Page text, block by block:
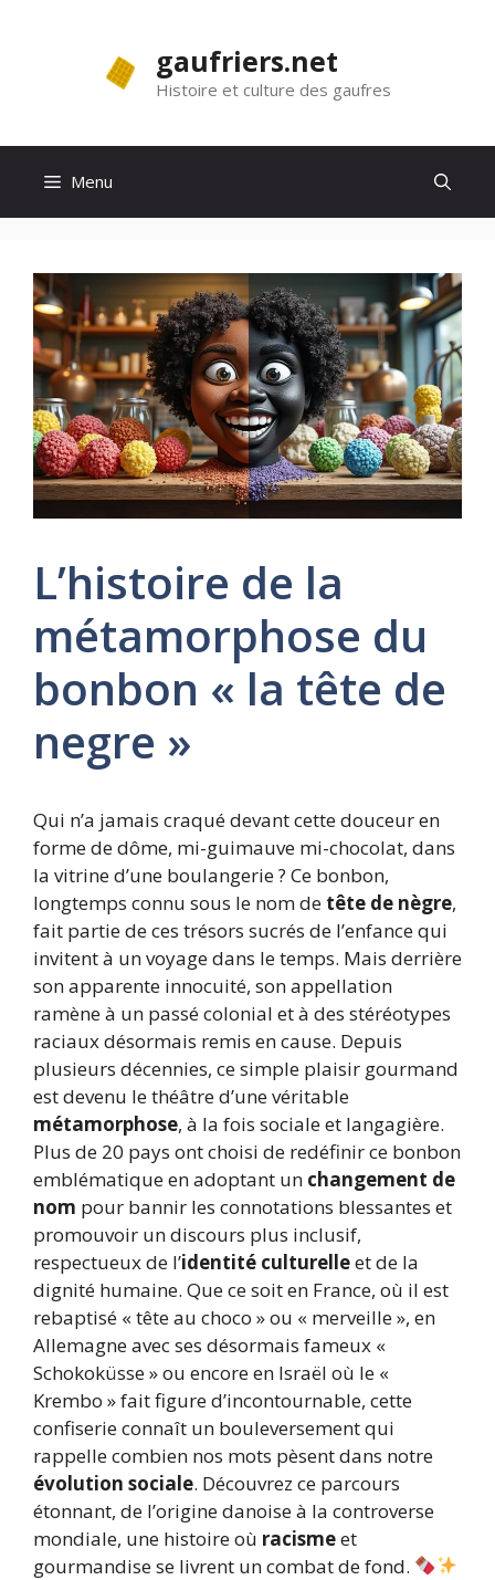
gaufriers.net
Histoire et culture des gaufres
Menu
L’histoire de la
métamorphose du
bonbon « la tête de
negre »
Qui n’a jamais craqué devant cette douceur en
forme de dôme, mi-guimauve mi-chocolat, dans
la vitrine d’une boulangerie ? Ce bonbon,
longtemps connu sous le nom de tête de nègre,
fait partie de ces trésors sucrés de l’enfance qui
invitent à un voyage dans le temps. Mais derrière
son apparente innocuité, son appellation
ramène à un passé colonial et à des stéréotypes
raciaux désormais remis en cause. Depuis
plusieurs décennies, ce simple plaisir gourmand
est devenu le théâtre d’une véritable
métamorphose, à la fois sociale et langagière.
Plus de 20 pays ont choisi de redéfinir ce bonbon
emblématique en adoptant un changement de
nom pour bannir les connotations blessantes et
promouvoir un discours plus inclusif,
respectueux de l’identité culturelleet de la
dignité humaine. Que ce soit en France, où il est
rebaptisé « tête au choco » ou « merveille », en
Allemagne avec ses désormais fameux «
Schokoküsse » ou encore en Israël où le «
Krembo » fait figure d’incontournable, cette
confiserie connaît un bouleversement qui
rappelle combien nos mots pèsent dans notre
évolution sociale. Découvrez ce parcours
étonnant, de l’origine danoise à la controverse
mondiale, une histoire où racismeet
gourmandise se livrent un combat de fond.